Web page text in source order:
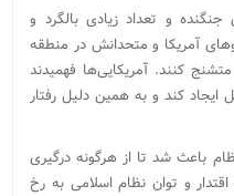
کرد: ۱۸ هواپیمای جنگنده و تعداد زیادی بالگرد و
آمریکا و متحدانش در منطقه
کنند. آمریکایی‌ها فهمیدند
ایجاد کند و به همین دلیل رفتار
باعث شد تا از هرگونه درگیری
و توان نظام اسلامی به رخ